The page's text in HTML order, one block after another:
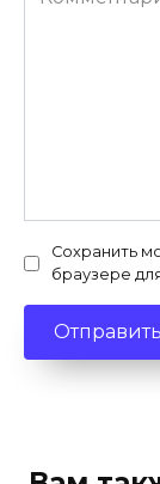
Сохранить
браузере